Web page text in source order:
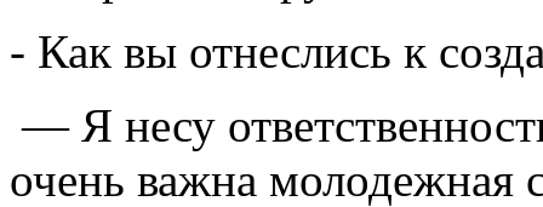
- Как вы отнеслись к
— Я несу
очень важна молодежная